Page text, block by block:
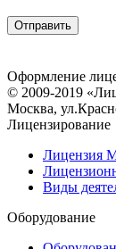
Оформление
© 2009-2019
Москва,
Лицензирование
Лицензия
Виды
Оборудование